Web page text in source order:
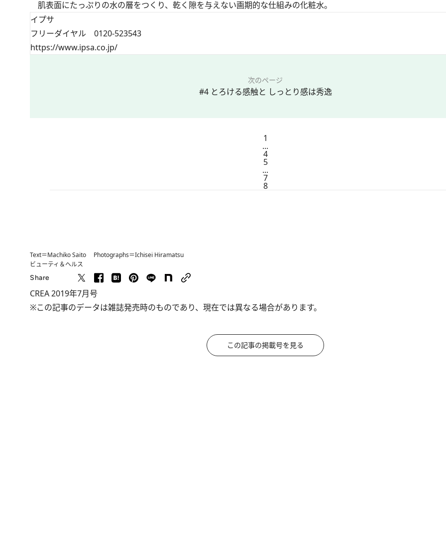
肌表面にたっぷりの水の層をつくり、乾く隙を与えない画期的な仕組みの化粧水。
イプサ
フリーダイヤル 0120-523543
https://www.ipsa.co.jp/
次のページ
#4 とろける感触と しっとり感は秀逸
1
...
4
5
...
7
8
Text＝Machiko Saito Photographs＝Ichisei Hiramatsu
ビューティ＆ヘルス
Share
CREA 2019年7月号
※この記事のデータは雑誌発売時のものであり、現在では異なる場合があります。
この記事の掲載号を見る